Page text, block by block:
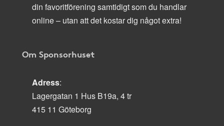
din favoritförening samtidigt som du handlar
online – utan att det kostar dig något extra!
Om Sponsorhuset
Adress:
Lagergatan 1 Hus B19a, 4 tr
415 11 Göteborg